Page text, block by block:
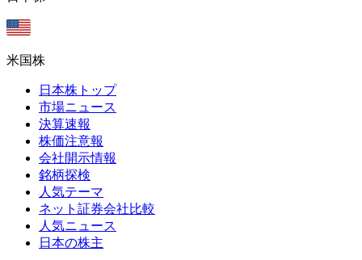
米国株
日本株トップ
市場ニュース
決算速報
株価注意報
会社開示情報
銘柄探検
人気テーマ
ネット証券会社比較
人気ニュース
日本の株主